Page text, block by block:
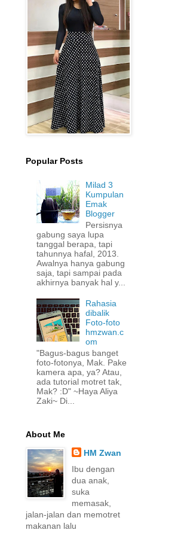
Popular Posts
Milad 3
Kumpulan
Emak
Blogger
Persisnya
gabung saya lupa
tanggal berapa, tapi
tahunnya hafal, 2013.
Awalnya hanya gabung
saja, tapi sampai pada
akhirnya banyak hal y...
Rahasia
dibalik
Foto-foto
hmzwan.c
om
"Bagus-bagus banget
foto-fotonya, Mak. Pake
kamera apa, ya? Atau,
ada tutorial motret tak,
Mak? :D" ~Haya Aliya
Zaki~ Di...
About Me
HM Zwan
Ibu dengan
dua anak,
suka
memasak,
jalan-jalan dan memotret
makanan lalu